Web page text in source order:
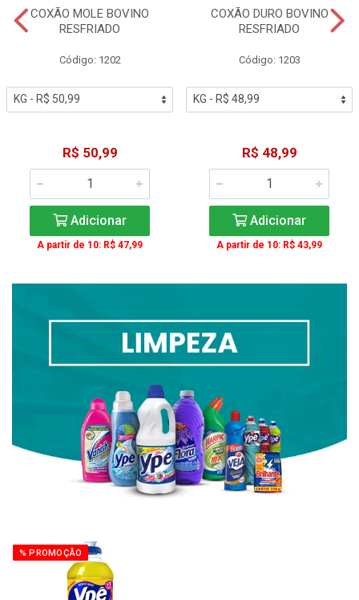
COXÃO MOLE BOVINO
RESFRIADO
Código: 1202
R$ 50,99
Adicionar
A partir de 10: R$ 47,99
COXÃO DURO BOVINO
RESFRIADO
Código: 1203
R$ 48,99
Adicionar
A partir de 10: R$ 43,99
% PROMOÇÃO